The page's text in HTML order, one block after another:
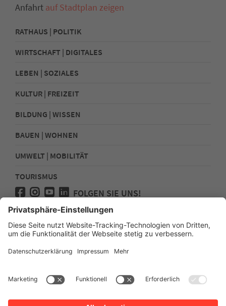
Anfahrt auf Stadtplan zeigen
RATHAUS | POLITIK
WIRTSCHAFT | DIGITALES
LEBEN | SOZIALES
KULTUR | FREIZEIT
BILDUNG | WISSEN
BAUEN | WOHNEN
UMWELT | MOBILITÄT
TOURISMUS
FOLGEN SIE UNS!
Presse
Kontakt
Impressum
Sitemap